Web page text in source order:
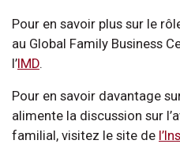
Pour en savoir plus sur le
au Global Family Business
l’IMD.
Pour en savoir davantage
alimente la discussion sur
familial, visitez le site de